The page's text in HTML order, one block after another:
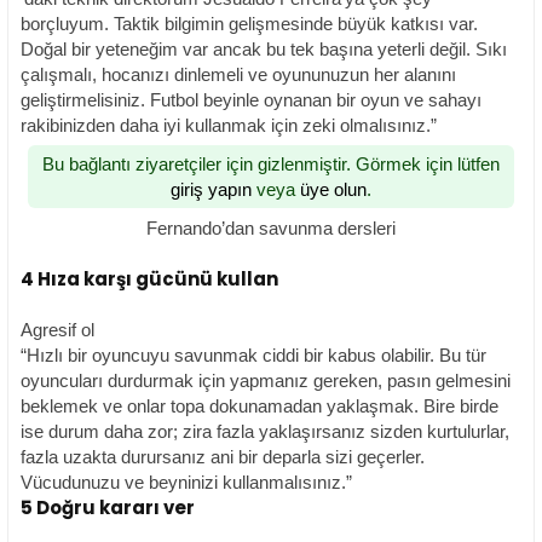
borçluyum. Taktik bilgimin gelişmesinde büyük katkısı var.
Doğal bir yeteneğim var ancak bu tek başına yeterli değil. Sıkı
çalışmalı, hocanızı dinlemeli ve oyununuzun her alanını
geliştirmelisiniz. Futbol beyinle oynanan bir oyun ve sahayı
rakibinizden daha iyi kullanmak için zeki olmalısınız.”
Bu bağlantı ziyaretçiler için gizlenmiştir. Görmek için lütfen
giriş yapın veya üye olun.
Fernando’dan savunma dersleri
4 Hıza karşı gücünü kullan
Agresif ol
“Hızlı bir oyuncuyu savunmak ciddi bir kabus olabilir. Bu tür
oyuncuları durdurmak için yapmanız gereken, pasın gelmesini
beklemek ve onlar topa dokunamadan yaklaşmak. Bire birde
ise durum daha zor; zira fazla yaklaşırsanız sizden kurtulurlar,
fazla uzakta durursanız ani bir deparla sizi geçerler.
Vücudunuzu ve beyninizi kullanmalısınız.”
5 Doğru kararı ver